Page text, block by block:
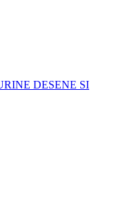
DESENE SI